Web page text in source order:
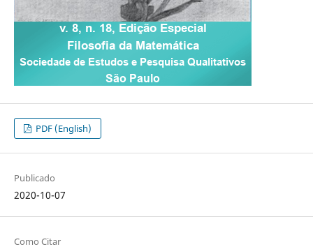
PDF (English)
Publicado
2020-10-07
Como Citar